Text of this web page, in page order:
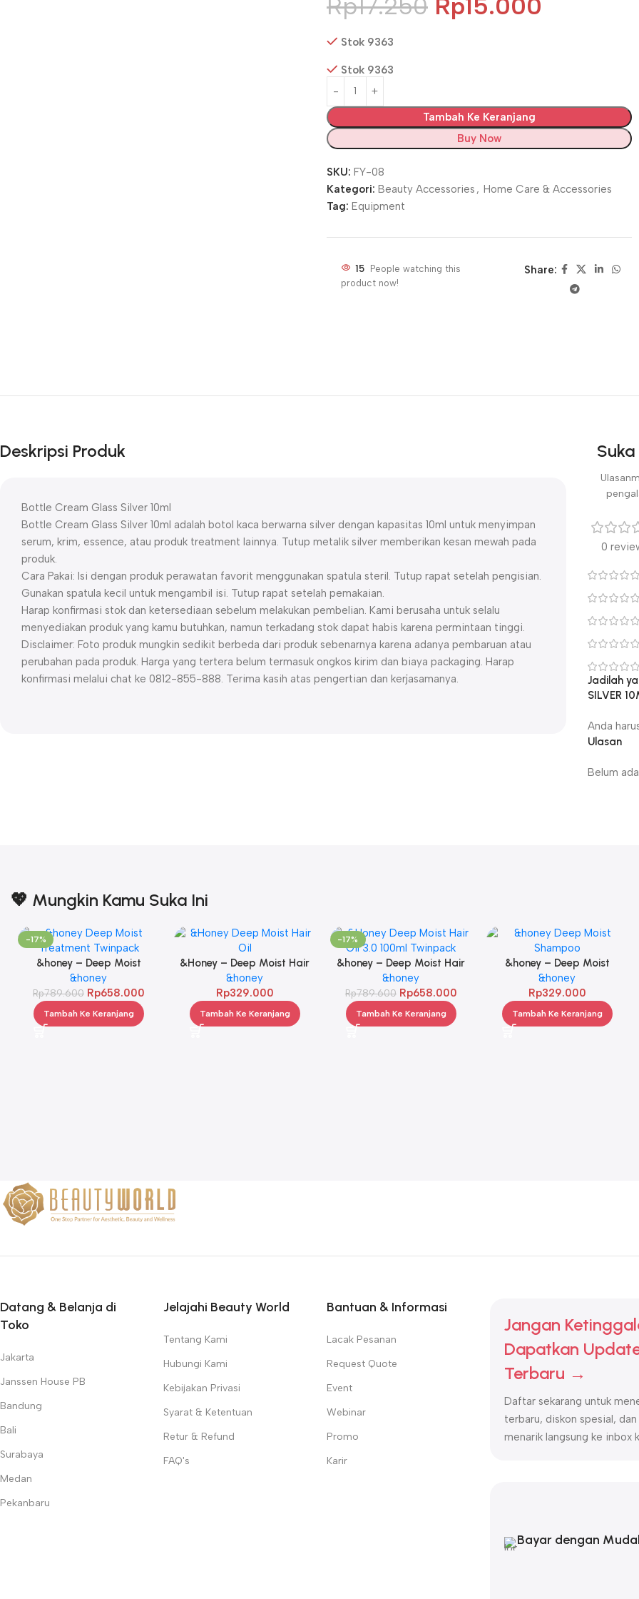
Stok 9363
Stok 9363
Tambah Ke Keranjang
Buy Now
SKU: FY-08
Kategori: Beauty Accessories , Home Care & Accessories
Tag: Equipment
15 People watching this
product now!
Share:
Deskripsi Produk
Bottle Cream Glass Silver 10ml
Bottle Cream Glass Silver 10ml adalah botol kaca berwarna silver dengan kapasitas 10ml untuk menyimpan
serum, krim, essence, atau produk treatment lainnya. Tutup metalik silver memberikan kesan mewah pada
produk.
Cara Pakai: Isi dengan produk perawatan favorit menggunakan spatula steril. Tutup rapat setelah pengisian.
Gunakan spatula kecil untuk mengambil isi. Tutup rapat setelah pemakaian.
Harap konfirmasi stok dan ketersediaan sebelum melakukan pembelian. Kami berusaha untuk selalu
menyediakan produk yang kamu butuhkan, namun terkadang stok dapat habis karena permintaan tinggi.
Disclaimer: Foto produk mungkin sedikit berbeda dari produk sebenarnya karena adanya pembaruan atau
perubahan pada produk. Harga yang tertera belum termasuk ongkos kirim dan biaya packaging. Harap
konfirmasi melalui chat ke 0812-855-888. Terima kasih atas pengertian dan kerjasamanya.
0
Ulasan
Belum ada
Jadilah
SILVER
Anda
💖 Mungkin Kamu Suka Ini
-17%
&honey – Deep Moist
Treatment 445 g Twinpack
&honey
Rp789.600 Rp658.000
Tambah Ke Keranjang
&Honey – Deep Moist Hair
Oil 3.0 100ml
&honey
Rp329.000
Tambah Ke Keranjang
-17%
&honey – Deep Moist Hair
Oil 3.0 100ml Twinpack
&honey
Rp789.600 Rp658.000
Tambah Ke Keranjang
&honey – Deep Moist
Shampoo 1.0 440ml
&honey
Rp329.000
Tambah Ke Keranjang
Datang & Belanja di
Toko
Jakarta
Janssen House PB
Bandung
Bali
Surabaya
Medan
Pekanbaru
Jelajahi Beauty World
Tentang Kami
Hubungi Kami
Kebijakan Privasi
Syarat & Ketentuan
Retur & Refund
FAQ's
Bantuan & Informasi
Lacak Pesanan
Request Quote
Event
Webinar
Promo
Karir
Jangan
Dapatkan
Terbaru →
Daftar sekarang untuk
terbaru, diskon spesial,
menarik langsung ke inbox
Bayar dengan